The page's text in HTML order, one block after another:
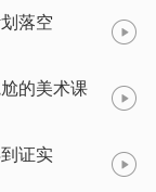
落空
的美术课
证实